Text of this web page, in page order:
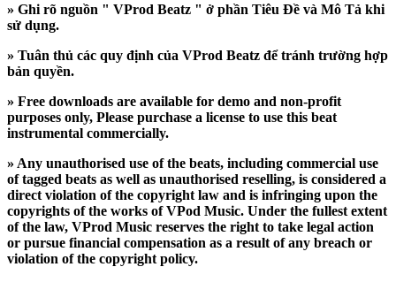
» Ghi rõ nguồn " VProd Beatz " ở phần Tiêu Đề và Mô Tả khi
sử dụng.
» Tuân thủ các quy định của VProd Beatz để tránh trường hợp
bản quyền.
» Free downloads are available for demo and non-profit
purposes only, Please purchase a license to use this beat
instrumental commercially.
» Any unauthorised use of the beats, including commercial use
of tagged beats as well as unauthorised reselling, is considered a
direct violation of the copyright law and is infringing upon the
copyrights of the works of VPod Music. Under the fullest extent
of the law, VProd Music reserves the right to take legal action
or pursue financial compensation as a result of any breach or
violation of the copyright policy.